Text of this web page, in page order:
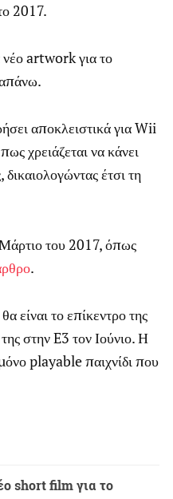
2017.
νέο artwork για το
αποκλειστικά για Wii
χρειάζεται να κάνει
έτσι τη
του 2017, όπως
.
το επίκεντρο της
στην E3 τον Ιούνιο. Η
playable παιχνίδι που
short film για το